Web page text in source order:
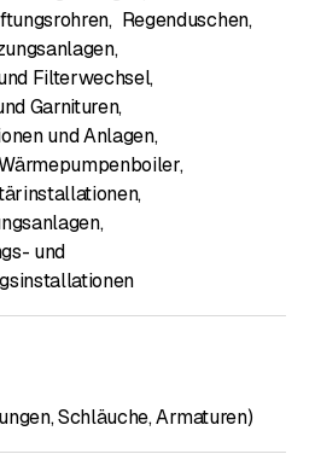
, Regenduschen,
,
Filterwechsel,
Garnituren,
und Anlagen,
,
,
,
und
Schläuche, Armaturen)